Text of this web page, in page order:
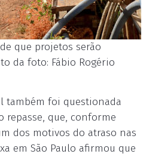
que projetos serão
da foto: Fábio Rogério
também foi questionada
repasse, que, conforme
dos motivos do atraso nas
em São Paulo afirmou que